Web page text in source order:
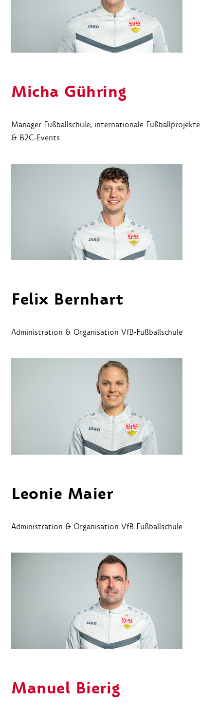
Micha Gühring
Manager Fußballschule, internationale Fußballprojekte
& B2C-Events
Felix Bernhart
Administration & Organisation VfB-Fußballschule
Leonie Maier
Administration & Organisation VfB-Fußballschule
Manuel Bierig